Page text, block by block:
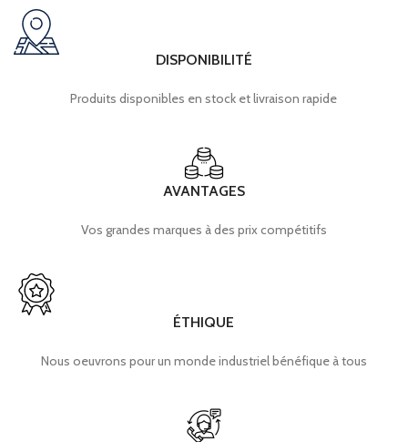
DISPONIBILITÉ
Produits disponibles en stock et livraison rapide
AVANTAGES
Vos grandes marques à des prix compétitifs
ÉTHIQUE
Nous oeuvrons pour un monde industriel bénéfique à tous